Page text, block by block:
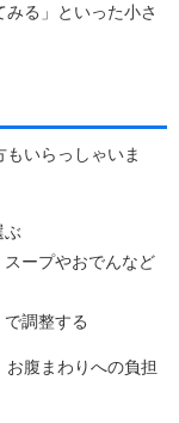
みる」といった小さ
いらっしゃいま
ぶ
ープやおでんなど
調整する
腹まわりへの負担